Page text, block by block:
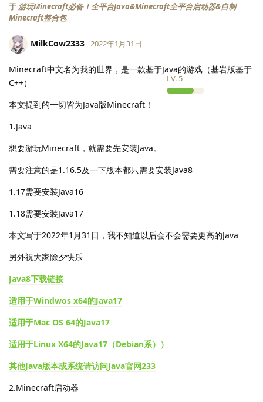
于 游玩Minecraft必备！全平台Java&Minecraft全平台启动器&自制
Minecraft整合包
MilkCow2333
LV. 5
2022年1月31日
Minecraft中文名为我的世界，是一款基于Java的游戏（基岩版基于
C++）
本文提到的一切皆为Java版Minecraft！
1.Java
想要游玩Minecraft，就需要先安装Java。
需要注意的是1.16.5及一下版本都只需要安装Java8
1.17需要安装Java16
1.18需要安装Java17
本文写于2022年1月31日，我不知道以后会不会需要更高的Java
另外祝大家除夕快乐
Java8下载链接
适用于Windwos x64的Java17
适用于Mac OS 64的Java17
适用于Linux X64的Java17（Debian系））
其他Java版本或系统请访问Java官网233
2.Minecraft启动器